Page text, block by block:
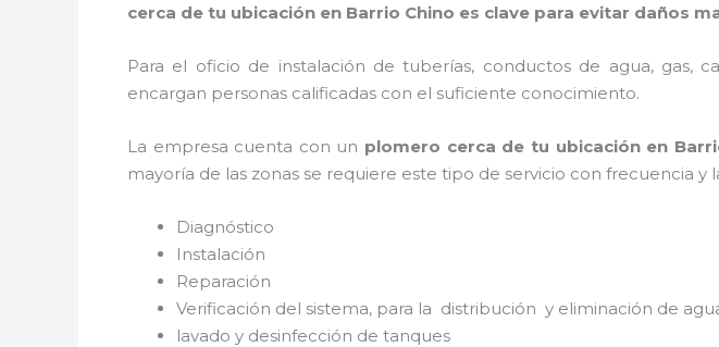
cerca de tu ubicación en Barrio Chino es clave para evitar daños
Para el oficio de instalación de tuberías, conductos de agua, gas,
encargan personas calificadas con el suficiente conocimiento.
La empresa cuenta con un plomero cerca de tu ubicación en
mayoría de las zonas se requiere este tipo de servicio con frecuencia
Diagnóstico
Instalación
Reparación
Verificación del sistema, para la distribución y eliminación de
lavado y desinfección de tanques